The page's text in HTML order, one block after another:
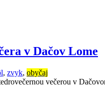
v Dačov Lome
, zvyk, obyčaj
večerou v